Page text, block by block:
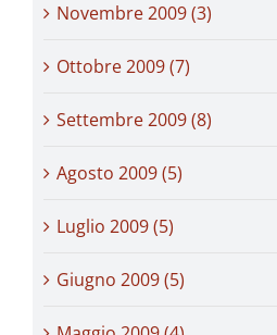
Novembre 2009 (3)
Ottobre 2009 (7)
Settembre 2009 (8)
Agosto 2009 (5)
Luglio 2009 (5)
Giugno 2009 (5)